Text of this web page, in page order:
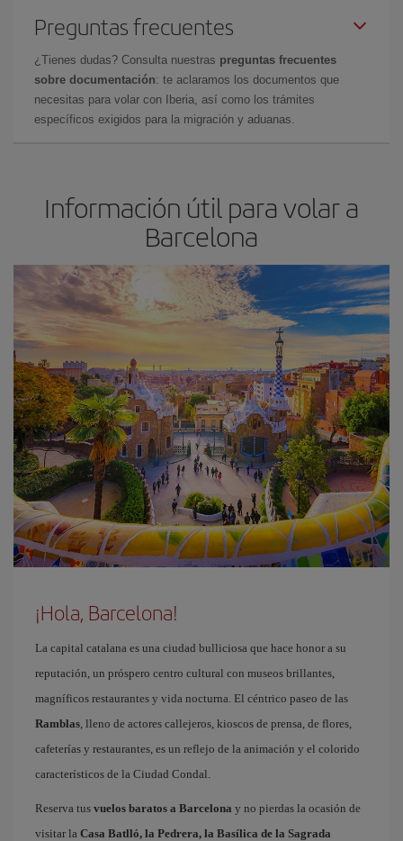
Preguntas frecuentes
¿Tienes dudas? Consulta nuestras preguntas frecuentes
sobre documentación: te aclaramos los documentos que
necesitas para volar con Iberia, así como los trámites
específicos exigidos para la migración y aduanas.
Información útil para volar a
Barcelona
¡Hola, Barcelona!
La capital catalana es una ciudad bulliciosa que hace honor a su
reputación, un próspero centro cultural con museos brillantes,
magníficos restaurantes y vida nocturna. El céntrico paseo de las
Ramblas, lleno de actores callejeros, kioscos de prensa, de flores,
cafeterías y restaurantes, es un reflejo de la animación y el colorido
característicos de la Ciudad Condal.
Reserva tus vuelos baratos a Barcelona y no pierdas la ocasión de
visitar la Casa Batlló, la Pedrera, la Basílica de la Sagrada